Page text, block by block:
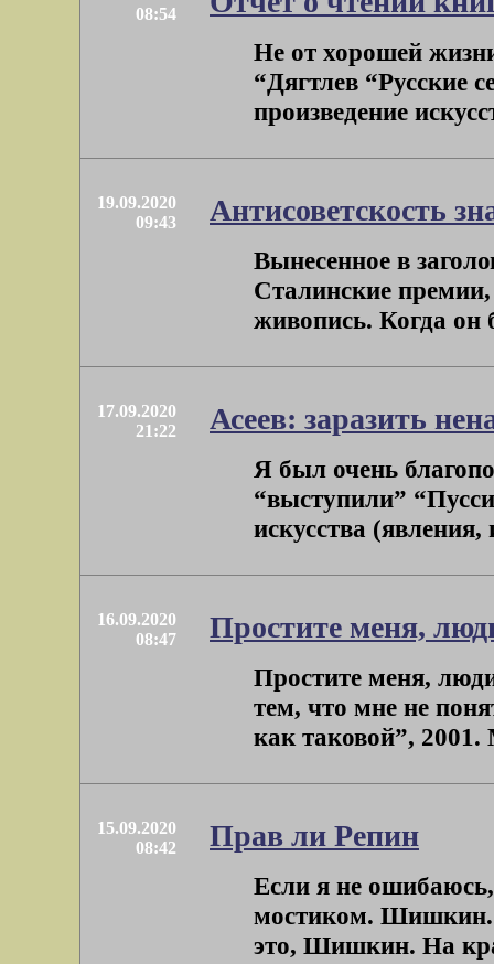
08:54
Не от хорошей
“Дягтлев “Русские
произведение
19.09.2020
09:43
Антисоветскость
Вынесенное в
Сталинские
живопись. Когда он
17.09.2020
21:22
Асеев: заразить
Я был очень
“выступили”
искусства
16.09.2020
08:47
Простите меня,
Простите меня,
тем, что мне не
как таковой”,
15.09.2020
08:42
Прав ли Репин
Если я не
мостиком. Шишкин.
это, Шишкин. На